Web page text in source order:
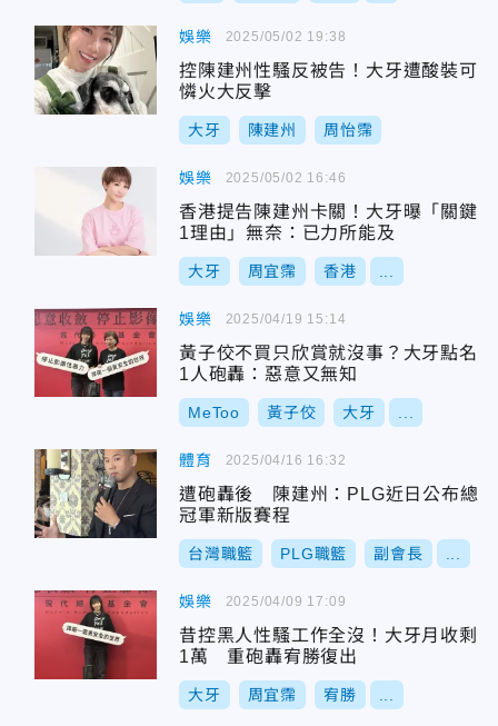
娛樂
控陳建州性騷反被告！大牙遭酸裝可
憐火大反擊
大牙 陳建州 周怡霈
2025/05/02 19:38
娛樂
香港提告陳建州卡關！大牙曝「關鍵
1理由」無奈：已力所能及
大牙 周宜霈 香港
2025/05/02 16:46
娛樂
黃子佼不買只欣賞就沒事？大牙點名
1人砲轟：惡意又無知
MeToo 黃子佼 大牙
2025/04/19 15:14
體育
遭砲轟後 陳建州：PLG近日公布總
冠軍新版賽程
台灣職籃 PLG職籃 副會長
2025/04/16 16:32
娛樂
昔控黑人性騷工作全沒！大牙月收剩
1萬 重砲轟宥勝復出
大牙 周宜霈 宥勝
2025/04/09 17:09